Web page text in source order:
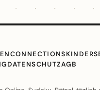
CONNECTIONSKINDER
DATENSCHUTZAGB